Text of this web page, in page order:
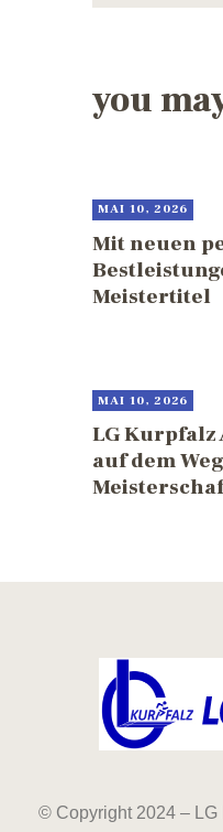
you
MAI 10, 2026
Mit neuen
Meistertitel
MAI 10, 2026
LG
auf dem
© Copyright 2024 – LG